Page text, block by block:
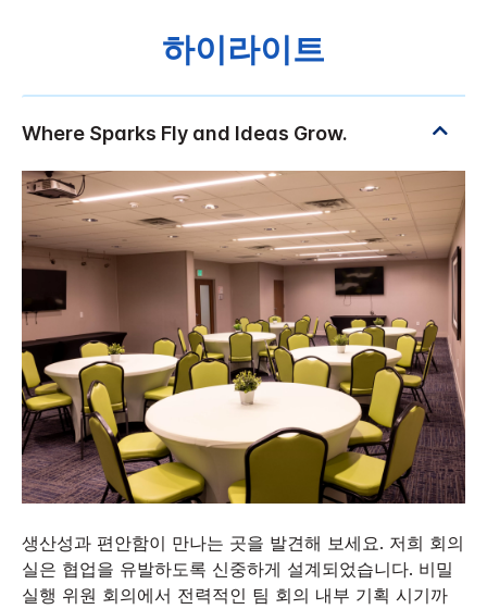
하이라이트
생산성과 편안함이 만나는 곳을 발견해 보세요. 저희 회의
실은 협업을 유발하도록 신중하게 설계되었습니다. 비밀
실행 위원 회의에서 전력적인 팀 회의 내부 기획 시기까